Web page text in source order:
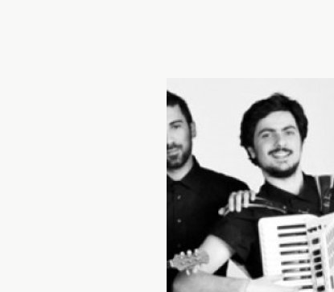
будет представлять Грецию на
любят не только на родине, но и во всех
Ребята выступят девятыми 16 мая
первый сольный альбом в 1977 году. В
семьей из Малой Азии, этот исполнитель
все известные музыкальные